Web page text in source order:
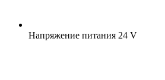
Напряжение питания 24 V